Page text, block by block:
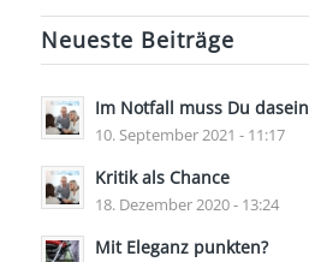
Neueste Beiträge
Im Notfall muss Du dasein
10. September 2021 - 11:17
Kritik als Chance
18. Dezember 2020 - 13:24
Mit Eleganz punkten?